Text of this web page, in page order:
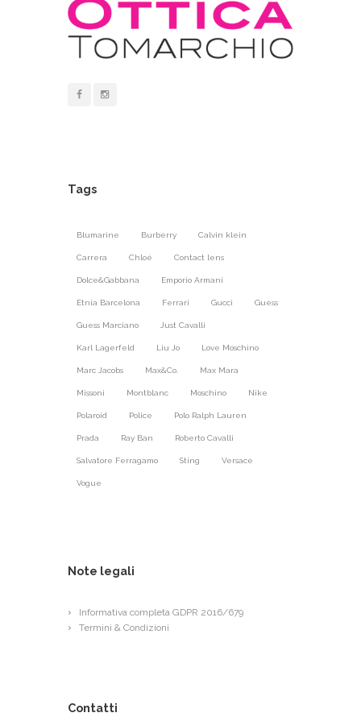
Tags
Blumarine Burberry Calvin klein
Carrera Chloé Contact lens
Dolce&Gabbana Emporio Armani
Etnia Barcelona Ferrari Gucci Guess
Guess Marciano Just Cavalli
Karl Lagerfeld Liu Jo Love Moschino
Marc Jacobs Max&Co. Max Mara
Missoni Montblanc Moschino Nike
Polaroid Police Polo Ralph Lauren
Prada Ray Ban Roberto Cavalli
Salvatore Ferragamo Sting Versace
Vogue
Note legali
Informativa completa GDPR 2016/679
Termini & Condizioni
Contatti